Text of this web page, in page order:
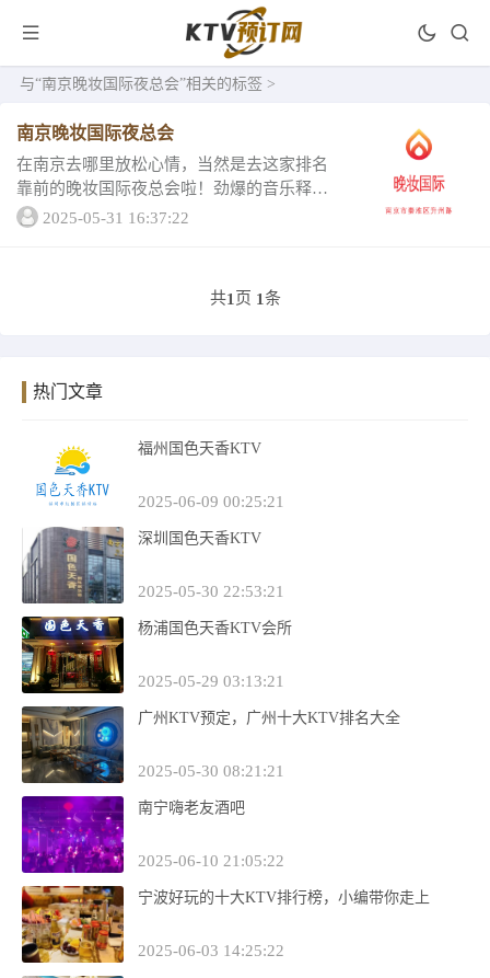
与“南京晚妆国际夜总会”相关的标签 >
南京晚妆国际夜总会
在南京去哪里放松心情，当然是去这家排名
靠前的晚妆国际夜总会啦！劲爆的音乐释放
无处安放的灵魂。现在小编就带你去看看详
2025-05-31 16:37:22
共1 页 1条
热门文章
福州国色天香KTV
2025-06-09 00:25:21
深圳国色天香KTV
2025-05-30 22:53:21
杨浦国色天香KTV会所
2025-05-29 03:13:21
广州KTV预定，广州十大KTV排名大全
2025-05-30 08:21:21
南宁嗨老友酒吧
2025-06-10 21:05:22
宁波好玩的十大KTV排行榜，小编带你走上
2025-06-03 14:25:22